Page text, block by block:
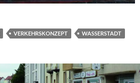
VERKEHRSKONZEPT WASSERSTADT